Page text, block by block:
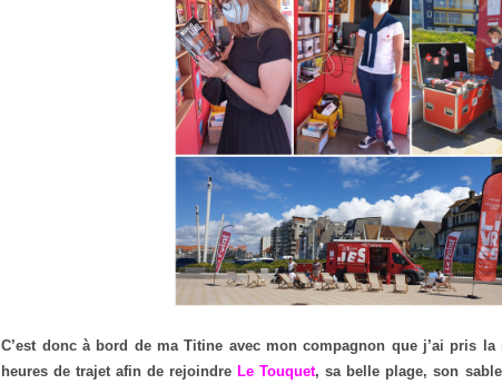
C’est donc à bord de ma Titine avec mon compagnon que j’ai pris
heures de trajet afin de rejoindre Le Touquet, sa belle plage, son